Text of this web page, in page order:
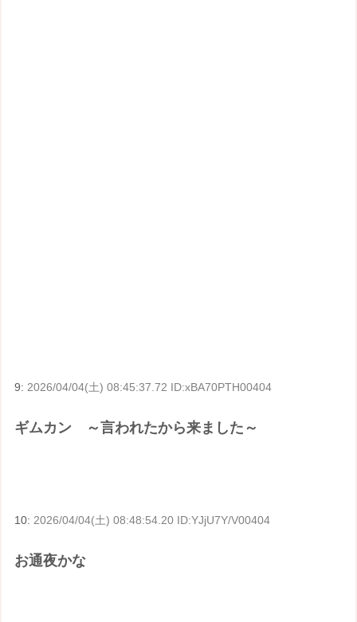
9: 2026/04/04(土) 08:45:37.72 ID:xBA70PTH00404
ギムカン ～言われたから来ました～
10: 2026/04/04(土) 08:48:54.20 ID:YJjU7Y/V00404
お通夜かな